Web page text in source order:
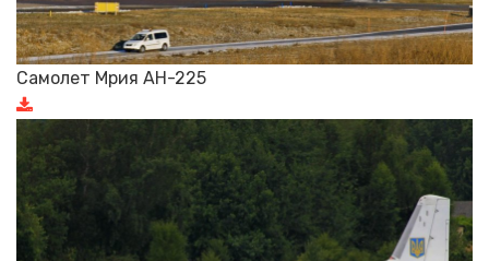
Самолет Мрия АН-225